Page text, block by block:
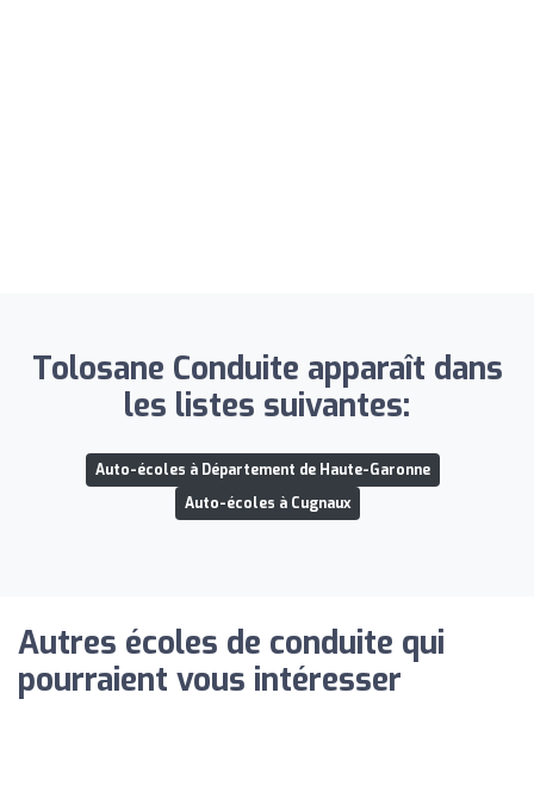
Tolosane Conduite apparaît dans
les listes suivantes:
Auto-écoles à Département de Haute-Garonne
Auto-écoles à Cugnaux
Autres écoles de conduite qui
pourraient vous intéresser